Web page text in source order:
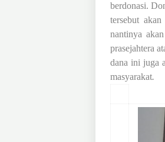
berdonasi.
tersebut
nantinya
prasejahtera
dana ini juga
masyarakat.